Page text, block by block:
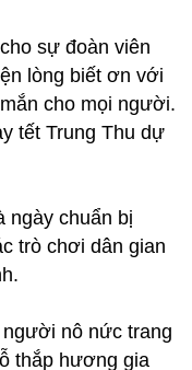
sự đoàn viên
lòng biết ơn với
cho mọi người.
tết Trung Thu dự
ngày chuẩn bị
trò chơi dân gian
nô nức trang
thắp hương gia